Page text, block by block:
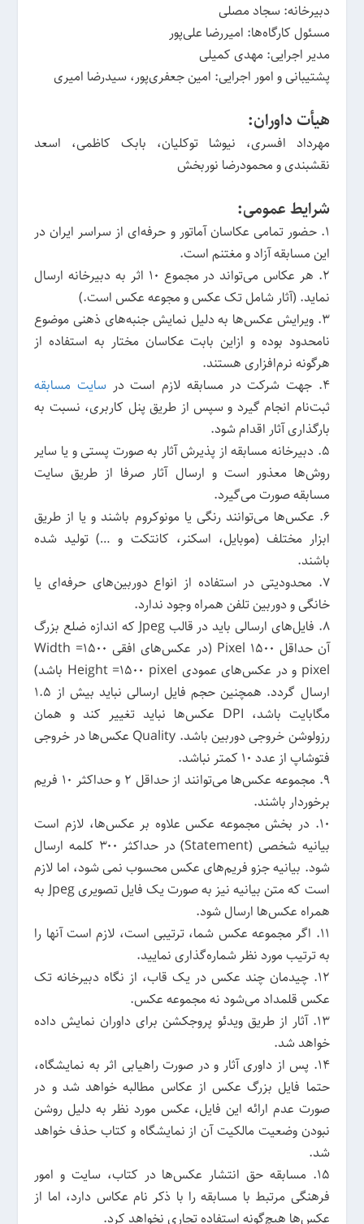
دبیرخانه: سجاد مصلی
مسئول کارگاه‌ها: امیررضا علی‌پور
مدیر اجرایی: مهدی کمیلی
پشتیبانی و امور اجرایی: امین جعفری‌پور، سیدرضا امیری
هیأت داوران:
مهرداد افسری، نیوشا توکلیان، بابک کاظمی، اسعد
نقشبندی و محمودرضا نوربخش
شرایط عمومی:
۱. حضور تمامی عکاسان آماتور و حرفه‌ای از سراسر‌ ایران در‌
این مسابقه آزاد و مغتنم است.
۲. هر عکاس می‌تواند در مجموع ۱۰ اثر به دبیرخانه ارسال
نماید. (آثار شامل تک عکس و مجوعه عکس است.)
۳. ویرایش عکس‌ها به دلیل نمایش جنبه‌های ذهنی موضوع
نامحدود بوده و از‌این بابت عکاسان مختار به استفاده از
هرگونه نرم‌افزاری هستند.
۴. جهت شرکت در مسابقه لازم است در
سایت مسابقه
ثبت‌نام انجام گیرد و سپس از طریق پنل کاربری، نسبت به
بارگذاری آثار اقدام شود.
۵. دبیرخانه مسابقه از پذیرش آثار به صورت پستی و یا سایر
روش‌ها معذور است و ارسال آثار صرفا از طریق سایت
مسابقه صورت می‌گیرد.
۶. عکس‌ها می‌توانند رنگی یا مونوکروم باشند و یا از طریق
ابزار مختلف (موبایل، اسکنر، کانتکت و …) تولید شده
باشند.
۷. محدودیتی در استفاده از انواع دوربین‌های حرفه‌ای یا
خانگی و دوربین تلفن همراه وجود ندارد.
۸. فایل‌های ارسالی باید در قالب Jpeg که اندازه ضلع بزرگ
آن حداقل Pixel ۱۵۰۰ (در عکس‌های افقی Width =۱۵۰۰
pixel و در عکس‌های عمودی Height =۱۵۰۰ pixel باشد)
ارسال گردد. همچنین حجم فایل ارسالی نباید بیش از ۱.۵
مگابایت باشد، DPI عکس‌ها نباید تغییر کند و‌‌ همان
رزولوشن خروجی دوربین باشد. Quality عکس‌ها در خروجی
فتوشاپ از عدد ۱۰ کمتر نباشد.
۹. مجموعه عکس‌ها می‌توانند از حداقل ۲ و حداکثر ۱۰ فریم
برخوردار باشند.
۱۰. در بخش مجموعه عکس علاوه بر عکس‌ها، لازم است
بیانیه شخصی (Statement) در حداکثر ۳۰۰ کلمه ارسال
شود. بیانیه جزو فریم‌های عکس محسوب نمی شود، اما لازم
است که متن بیانیه نیز به صورت یک فایل تصویری Jpeg به
همراه عکس‌ها ارسال شود.
۱۱. اگر مجموعه عکس شما، ترتیبی است، لازم است آنها را
به ترتیب مورد نظر شماره‌گذاری نمایید.
۱۲. چیدمان چند عکس در یک قاب، از نگاه دبیرخانه تک
عکس قلمداد می‌شود نه مجموعه عکس.
۱۳. آثار از طریق ویدئو پروجکشن برای داوران نمایش داده
خواهد شد.
۱۴. پس از داوری آثار و در صورت راهیابی اثر به نمایشگاه،
حتما فایل بزرگ عکس از عکاس مطالبه خواهد شد و در
صورت عدم ارائه ‌این فایل، عکس مورد نظر به دلیل روشن
نبودن وضعیت مالکیت آن از نمایشگاه و کتاب حذف خواهد
شد.
۱۵. مسابقه حق انتشار عکس‌ها در کتاب، سایت و امور
فرهنگی مرتبط با مسابقه را با ذکر نام عکاس دارد، اما از
عکس‌ها هیچ‌گونه استفاده تجاری نخواهد کرد.